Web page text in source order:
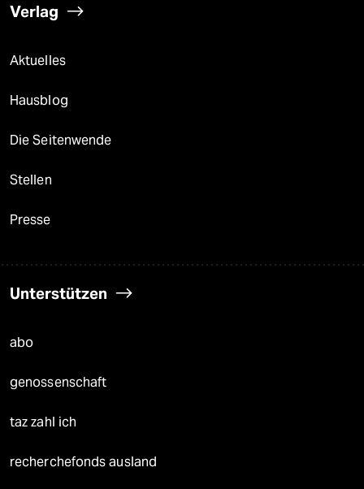
Verlag
Aktuelles
Hausblog
Die Seitenwende
Stellen
Presse
Unterstützen
abo
genossenschaft
taz zahl ich
recherchefonds ausland